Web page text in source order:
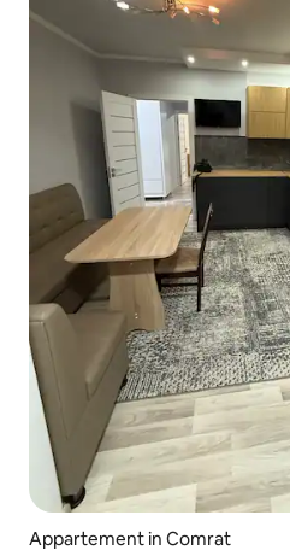
Appartement in Comrat